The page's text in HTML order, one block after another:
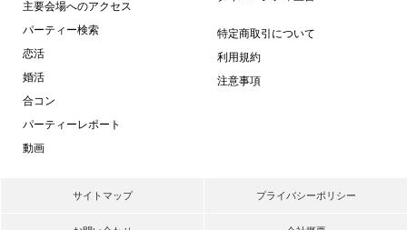
主要会場へのアクセス
パーティー検索
恋活
婚活
合コン
パーティーレポート
動画
特定商取引について
利用規約
注意事項
サイトマップ プライバシーポリシー